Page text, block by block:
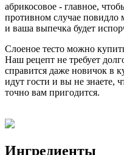
абрикосовое - главное,
противном случае повидло
и ваша выпечка будет
Слоеное тесто можно
Наш рецепт не требует
справится даже новичок в
идут гости и вы не знаете,
точно вам пригодится.
Ингредиенты